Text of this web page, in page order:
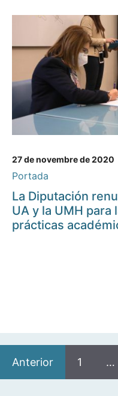
27 de novembre de 2020
Portada
La Diputación
UA y la UMH para
prácticas
Anterior 1 …